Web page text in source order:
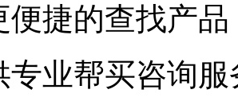
便捷的查找产品
专业帮买咨询服